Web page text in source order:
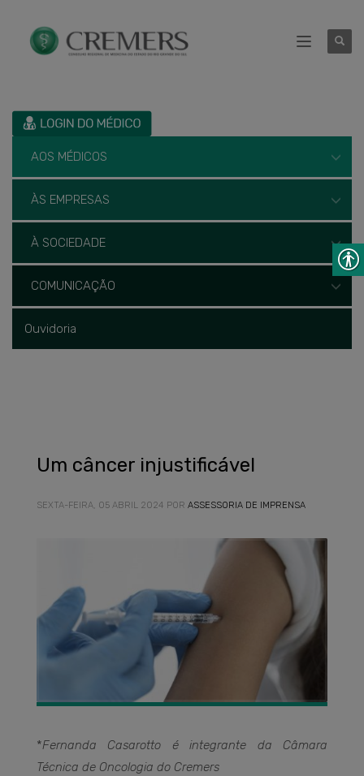
AOS MÉDICOS
ÀS EMPRESAS
À SOCIEDADE
COMUNICAÇÃO
Ouvidoria
Um câncer injustificável
SEXTA-FEIRA, 05 ABRIL 2024 POR ASSESSORIA DE IMPRENSA
*Fernanda Casarotto é integrante da Câmara
Técnica de Oncologia do Cremers